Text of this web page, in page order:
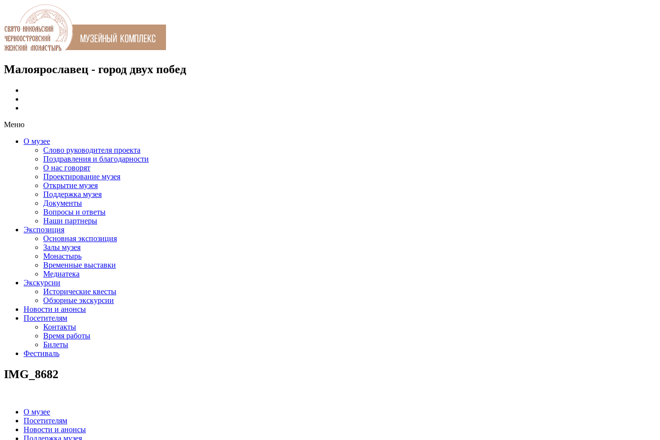
Малоярославец - город двух побед
Меню
О музее
Слово руководителя проекта
Поздравления и благодарности
О нас говорят
Проектирование музея
Открытие музея
Поддержка музея
Документы
Вопросы и ответы
Наши партнеры
Экспозиция
Основная экспозиция
Залы музея
Монастырь
Временные выставки
Медиатека
Экскурсии
Исторические квесты
Обзорные экскурсии
Новости и анонсы
Посетителям
Контакты
Время работы
Билеты
Фестиваль
IMG_8682
О музее
Посетителям
Новости и анонсы
Поддержка музея